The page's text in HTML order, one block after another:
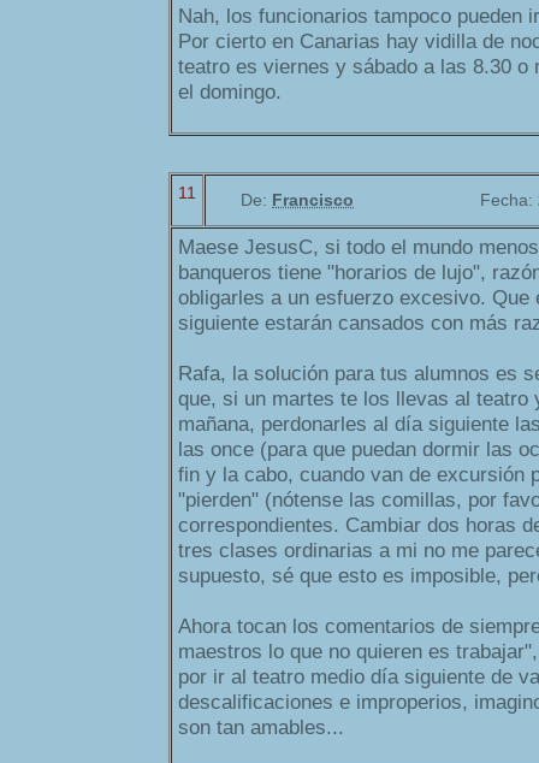
Nah, los funcionarios tampoco pueden
Por cierto en Canarias hay vidilla de
teatro es viernes y sábado a las 8.30 o
el domingo.
11 De: Francisco Fecha:
Maese JesusC, si todo el mundo
banqueros tiene "horarios de lujo",
obligarles a un esfuerzo excesivo. Que
siguiente estarán cansados con más
Rafa, la solución para tus alumnos es
que, si un martes te los llevas al teatro
mañana, perdonarles al día siguiente
las once (para que puedan dormir las
fin y la cabo, cuando van de excursión
"pierden" (nótense las comillas, por
correspondientes. Cambiar dos horas
tres clases ordinarias a mi no me
supuesto, sé que esto es imposible,
Ahora tocan los comentarios de
maestros lo que no quieren es
por ir al teatro medio día siguiente de
descalificaciones e improperios,
son tan amables...